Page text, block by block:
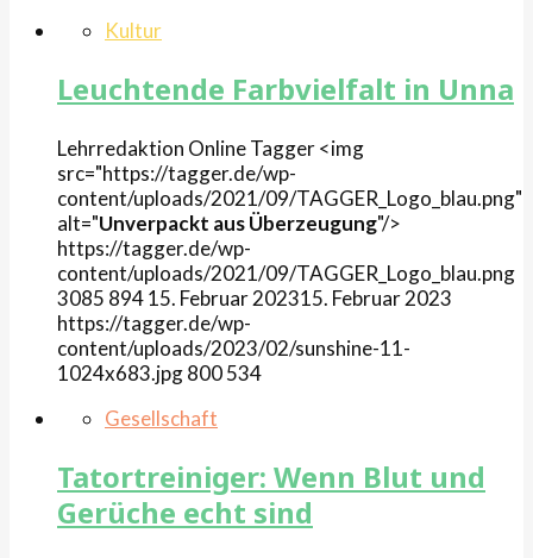
Kultur
Leuchtende Farbvielfalt in Unna
Lehrredaktion OnlineTagger<img
src="https://tagger.de/wp-
content/uploads/2021/09/TAGGER_Logo_blau.png"
alt="Unverpackt aus Überzeugung"/>
https://tagger.de/wp-
content/uploads/2021/09/TAGGER_Logo_blau.png
3085 89415. Februar 202315. Februar 2023
https://tagger.de/wp-
content/uploads/2023/02/sunshine-11-
1024x683.jpg800534
Gesellschaft
Tatortreiniger: Wenn Blut und
Gerüche echt sind